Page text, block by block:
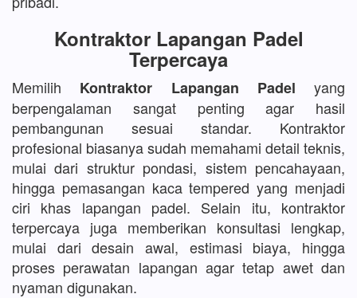
Kontraktor Lapangan Padel
Terpercaya
Memilih Kontraktor Lapangan Padel yang
berpengalaman sangat penting agar hasil
pembangunan sesuai standar. Kontraktor
profesional biasanya sudah memahami detail teknis,
mulai dari struktur pondasi, sistem pencahayaan,
hingga pemasangan kaca tempered yang menjadi
ciri khas lapangan padel. Selain itu, kontraktor
terpercaya juga memberikan konsultasi lengkap,
mulai dari desain awal, estimasi biaya, hingga
proses perawatan lapangan agar tetap awet dan
nyaman digunakan.